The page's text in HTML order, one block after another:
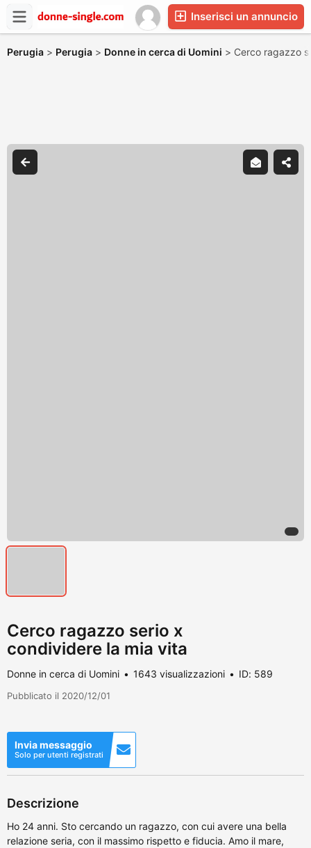
Inserisci un annuncio
Perugia > Perugia > Donne in cerca di Uomini > Cerco ragazzo
Cerco ragazzo serio x
condividere la mia vita
Donne in cerca di Uomini 1643 visualizzazioni ID: 589
Pubblicato il 2020/12/01
Invia messaggio
Solo per utenti registrati
Descrizione
Ho 24 anni. Sto cercando un ragazzo, con cui avere una bella
relazione seria, con il massimo rispetto e fiducia. Amo il mare,